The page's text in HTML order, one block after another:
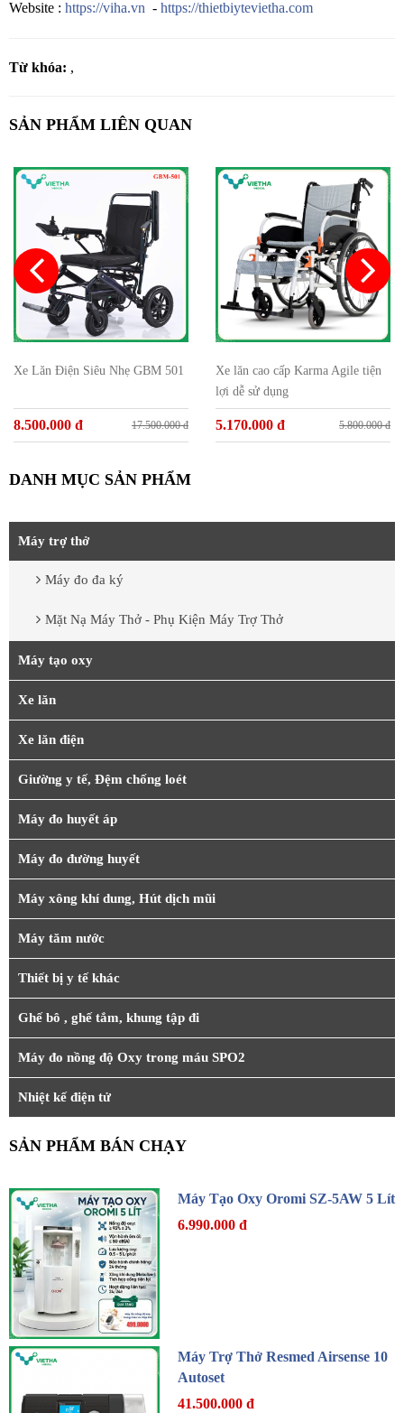
Website : https://viha.vn - https://thietbiytevietha.com
Từ khóa: ,
SẢN PHẨM LIÊN QUAN
Xe Lăn Điện Siêu Nhẹ GBM 501
8.500.000 đ 17.500.000 đ
Xe lăn cao cấp Karma Agile tiện
lợi dễ sử dụng
5.170.000 đ 5.800.000 đ
DANH MỤC SẢN PHẨM
Máy trợ thở
Máy đo đa ký
Mặt Nạ Máy Thở - Phụ Kiện Máy Trợ Thở
Máy tạo oxy
Xe lăn
Xe lăn điện
Giường y tế, Đệm chống loét
Máy đo huyết áp
Máy đo đường huyết
Máy xông khí dung, Hút dịch mũi
Máy tăm nước
Thiết bị y tế khác
Ghế bô , ghế tắm, khung tập đi
Máy đo nồng độ Oxy trong máu SPO2
Nhiệt kế điện tử
SẢN PHẨM BÁN CHẠY
Máy Tạo Oxy Oromi SZ-5AW 5 Lít
6.990.000 đ
Máy Trợ Thở Resmed Airsense 10
Autoset
41.500.000 đ